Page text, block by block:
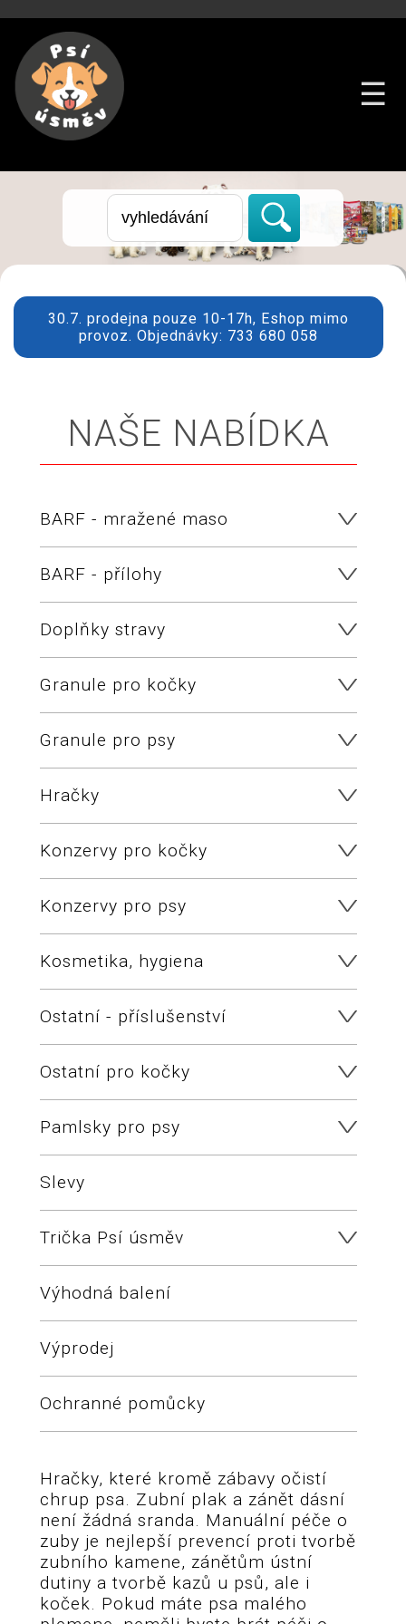
☰
30.7. prodejna pouze 10-17h, Eshop mimo
provoz. Objednávky: 733 680 058
NAŠE NABÍDKA
BARF - mražené maso
BARF - přílohy
Doplňky stravy
Granule pro kočky
Granule pro psy
Hračky
Konzervy pro kočky
Konzervy pro psy
Kosmetika, hygiena
Ostatní - příslušenství
Ostatní pro kočky
Pamlsky pro psy
Slevy
Trička Psí úsměv
Výhodná balení
Výprodej
Ochranné pomůcky
Hračky, které kromě zábavy očistí
chrup psa. Zubní plak a zánět dásní
není žádná sranda. Manuální péče o
zuby je nejlepší prevencí proti tvorbě
zubního kamene, zánětům ústní
dutiny a tvorbě kazů u psů, ale i
koček. Pokud máte psa malého